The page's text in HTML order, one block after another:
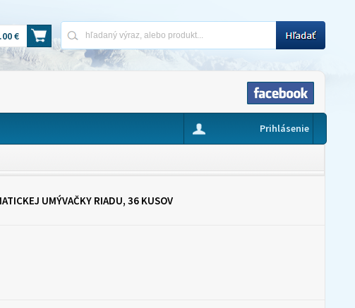
€
Prihlásenie
UMÝVAČKY RIADU, 36 KUSOV